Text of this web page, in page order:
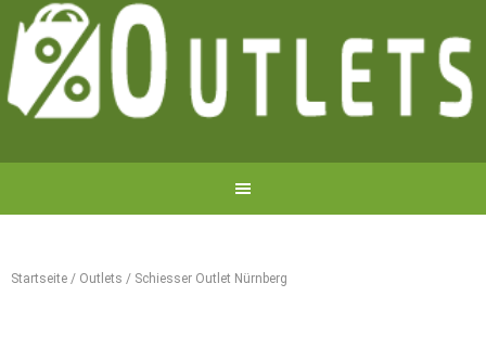
Startseite / Outlets / Schiesser Outlet Nürnberg